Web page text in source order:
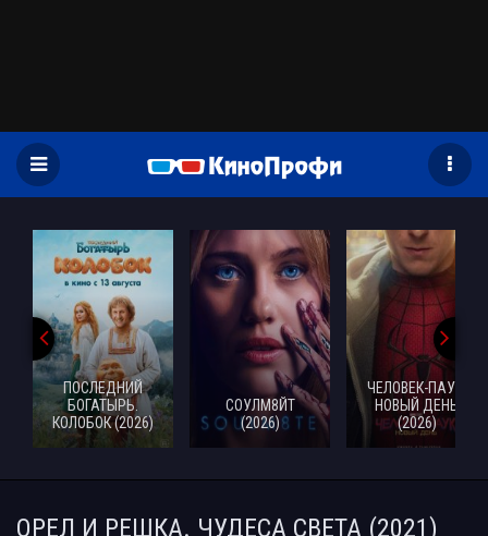
ПОСЛЕДНИЙ
БОГАТЫРЬ.
КОЛОБОК (2026)
СОУЛМ8ЙТ
(2026)
ЧЕЛОВЕК-ПАУК:
НОВЫЙ ДЕНЬ
(2026)
ОРЕЛ И РЕШКА. ЧУДЕСА СВЕТА (2021)